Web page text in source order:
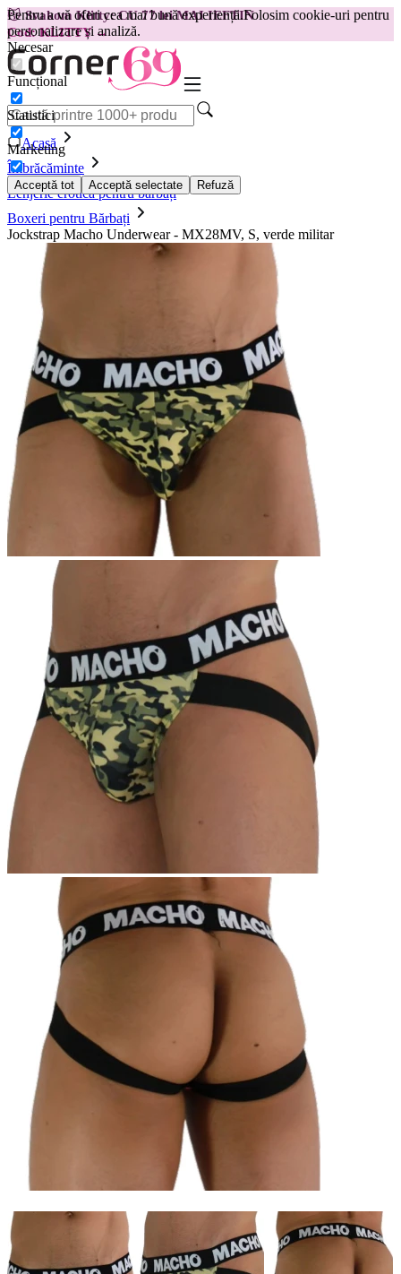
Pentru a vă oferi cea mai bună experiență.Folosim cookie-uri pentru
personalizare și analiză.
Necesar
Funcțional
Statistici
Marketing
Acceptă tot Acceptă selectate Refuză
😽Svakom Klitty: CU 77 lei MAI IEFTIN
Cod: KLITTY →
Acasă
Îmbrăcăminte
Lenjerie erotică pentru bărbați
Boxeri pentru Bărbați
Jockstrap Macho Underwear - MX28MV, S, verde militar